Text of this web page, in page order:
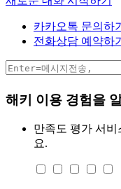
카카오톡 문의하기
전화상담 예약하기
해키 이용 경험을
만족도 평가 서비
요.